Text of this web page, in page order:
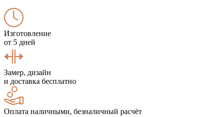
Изготовление
от 5 дней
Замер, дизайн
и доставка бесплатно
Оплата наличными, безналичный расчёт